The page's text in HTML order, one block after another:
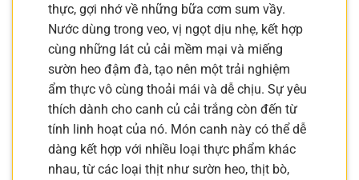
thực, gợi nhớ về những bữa cơm sum vầy.
Nước dùng trong veo, vị ngọt dịu nhẹ, kết hợp
cùng những lát củ cải mềm mại và miếng
sườn heo đậm đà, tạo nên một trải nghiệm
ẩm thực vô cùng thoải mái và dễ chịu. Sự yêu
thích dành cho canh củ cải trắng còn đến từ
tính linh hoạt của nó. Món canh này có thể dễ
dàng kết hợp với nhiều loại thực phẩm khác
nhau, từ các loại thịt như sườn heo, thịt bò,